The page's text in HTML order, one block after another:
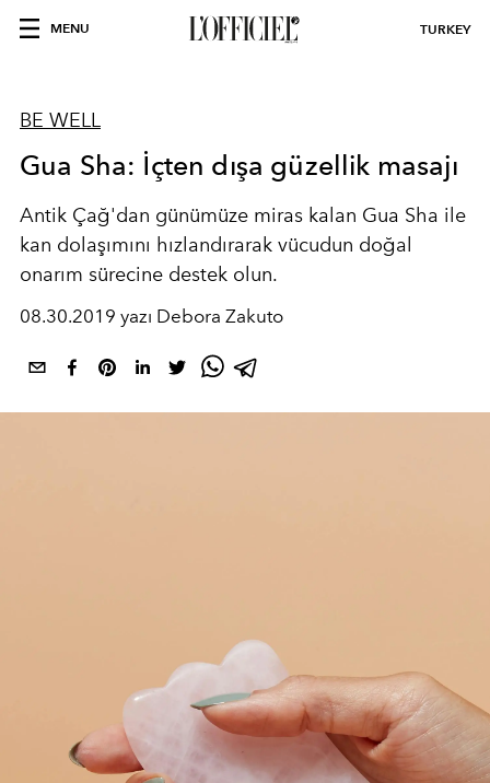
MENU TURKEY
BE WELL
Gua Sha: İçten dışa güzellik masajı
Antik Çağ'dan günümüze miras kalan Gua Sha ile
kan dolaşımını hızlandırarak vücudun doğal
onarım sürecine destek olun.
08.30.2019 yazı Debora Zakuto